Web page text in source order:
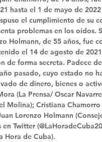
hasta el 1 de mayo de
el cumplimiento de su
problemas en los oídos.
Holmann, de 55 años, fue
el 14 de agosto de
de forma secreta. Padece
pasado, cuyo estado no
de dinero, bienes o
(La Prensa/ Oscar
Molina); Cristiana
Lorenzo Holmann
en Twitter
Hora de Cuba).